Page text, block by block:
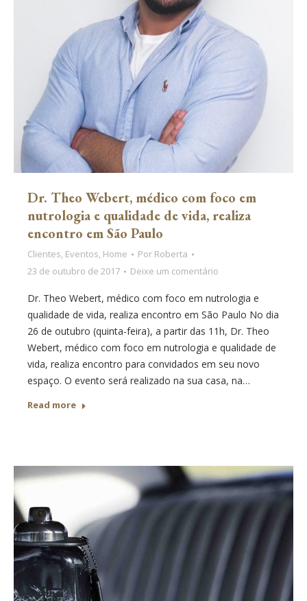
Dr. Theo Webert, médico com foco em
nutrologia e qualidade de vida, realiza
encontro em São Paulo
Clientes, Eventos, Home Por Roberta
23 de outubro de 2017
Deixe um comentário
Dr. Theo Webert, médico com foco em nutrologia e
qualidade de vida, realiza encontro em São Paulo No dia
26 de outubro (quinta-feira), a partir das 11h, Dr. Theo
Webert, médico com foco em nutrologia e qualidade de
vida, realiza encontro para convidados em seu novo
espaço. O evento será realizado na sua casa, na…
Read more